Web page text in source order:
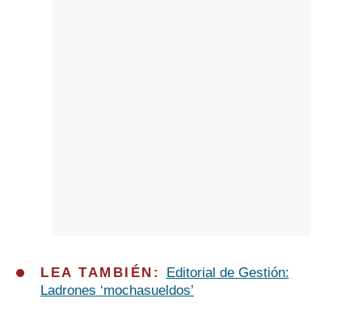
LEA TAMBIÉN:
Editorial de Gestión:
Ladrones ‘mochasueldos’